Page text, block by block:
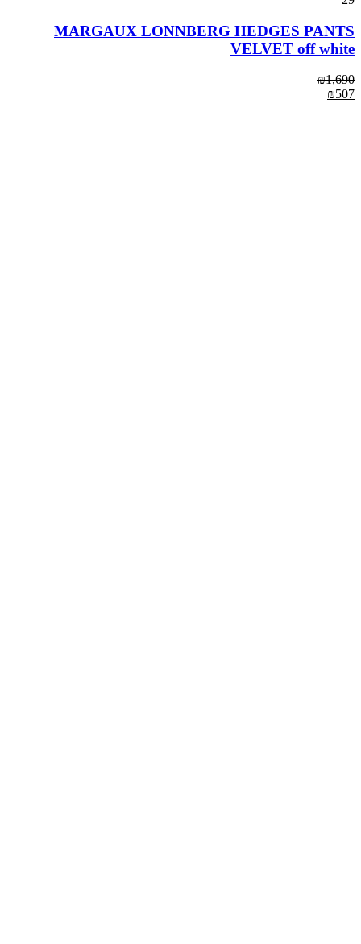
MARGAUX LONNBERG HEDGES PANTS
VELVET off white
₪1,690
₪507